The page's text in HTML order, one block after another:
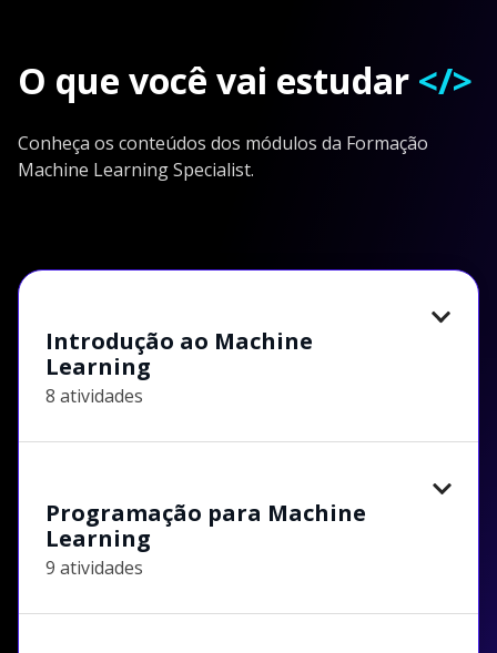
O que você vai estudar </>
Conheça os conteúdos dos módulos da Formação
Machine Learning Specialist.
Introdução ao Machine
Learning
8 atividades
Programação para Machine
Learning
9 atividades